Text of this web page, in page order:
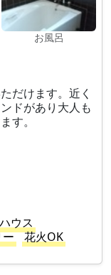
お風呂
だけます。近く
ドがあり大人も
す。
ウス
ー
花火OK